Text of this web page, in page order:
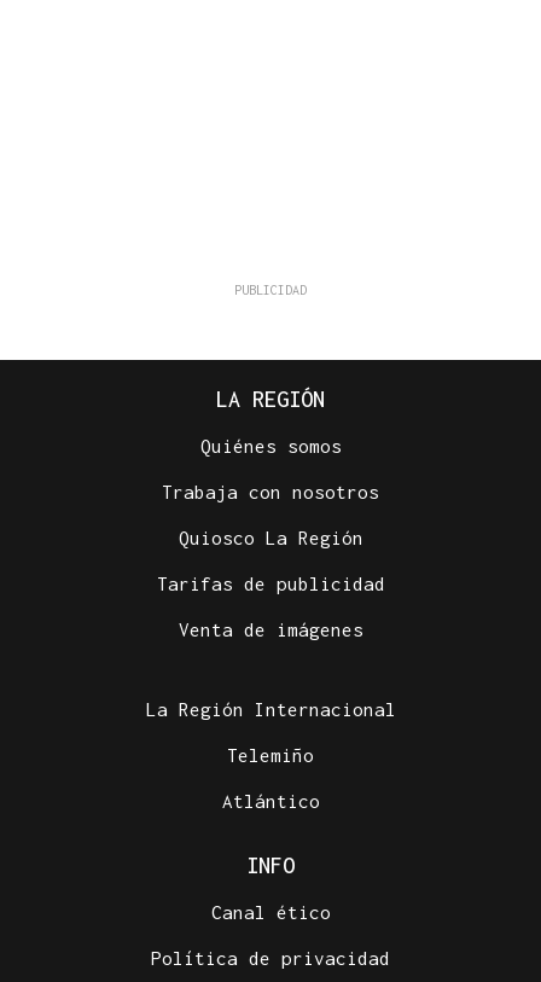
LA REGIÓN
Quiénes somos
Trabaja con nosotros
Quiosco La Región
Tarifas de publicidad
Venta de imágenes
La Región Internacional
Telemiño
Atlántico
INFO
Canal ético
Política de privacidad